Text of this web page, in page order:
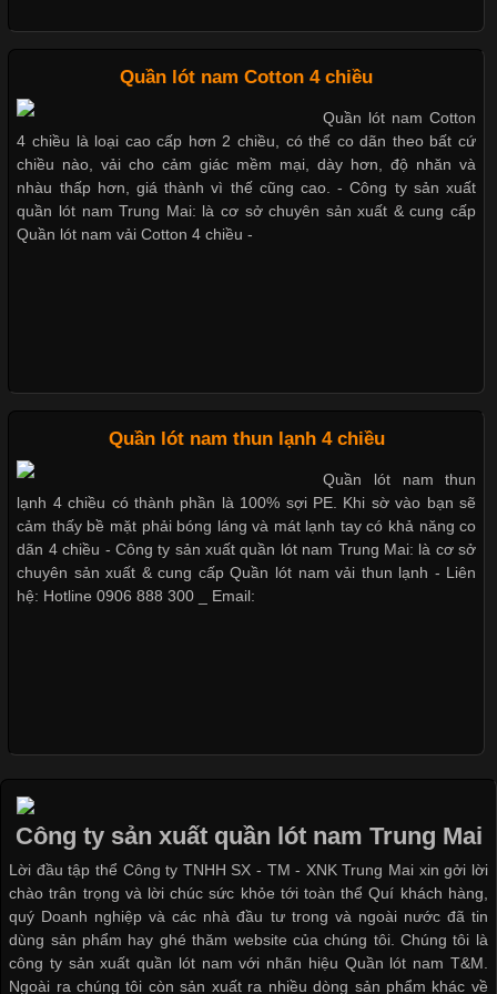
Những Loại Vải Thun Thông Dụng Và Đặc Điểm Nổi Bật
Cập nhật 2026-05-20 14:58:56
Vải thun là một trong những chất liệu được sử dụng rộng rãi
nhất trong ngành thời trang nhờ đặc tính co giãn, mềm mại và
thoải mái khi mặc. Từ áo thun, đồ thể thao cho đến đồ lót nam,
vải thun luôn đóng vai trò quan trọng trong quá trình sản xuất.
Cập nhật 2026-05-09 15:58:23
Các Form Áo Thun Phổ Biến Hiện Nay Và Xu Hướng Trong
Ngành May Mặc Áo thun là một trong những trang phục quen
thuộc và được sử dụng phổ biến nhất hiện nay. Không chỉ đa
dạng về màu sắc hay chất liệu, áo thun còn có nhiều form dáng
khác nhau để phù hợp với từng phong cách thời trang và nhu
cầu
Áo phông là một trong những trang phục phổ biến nhất trong
đời sống hiện đại nhờ sự tiện lợi, thoải mái và dễ phối đồ.
Không chỉ xuất hiện trong thời trang thường ngày, áo phông còn
được ứng dụng rộng rãi trong ngành sản xuất may mặc, đặc
biệt là các sản phẩm từ vải thun. Hiện nay,
Dễ chịu hơn với quần lót nam giá rẻ vải Cotton 4 chiều
Quần lót nam Cotton 4 chiều
Quần lót nam Cotton
4 chiều là loại cao cấp hơn 2 chiều, có thể co dãn theo bất cứ
chiều nào, vải cho cảm giác mềm mại, dày hơn, độ nhăn và
nhàu thấp hơn, giá thành vì thế cũng cao. - Công ty sản xuất
quần lót nam Trung Mai: là cơ sở chuyên sản xuất & cung cấp
Quần lót nam vải Cotton 4 chiều -
Quần lót nam thun lạnh 4 chiều
Quần lót nam thun
lạnh 4 chiều có thành phần là 100% sợi PE. Khi sờ vào bạn sẽ
cảm thấy bề mặt phải bóng láng và mát lạnh tay có khả năng co
dãn 4 chiều - Công ty sản xuất quần lót nam Trung Mai: là cơ sở
chuyên sản xuất & cung cấp Quần lót nam vải thun lạnh - Liên
hệ: Hotline 0906 888 300 _ Email:
Công ty sản xuất quần lót nam Trung Mai
Lời đầu tập thể Công ty TNHH SX - TM - XNK Trung Mai xin gởi lời
chào trân trọng và lời chúc sức khỏe tới toàn thể Quí khách hàng,
quý Doanh nghiệp và các nhà đầu tư trong và ngoài nước đã tin
dùng sản phẩm hay ghé thăm website của chúng tôi. Chúng tôi là
công ty sản xuất quần lót nam với nhãn hiệu Quần lót nam T&M.
Ngoài ra chúng tôi còn sản xuất ra nhiều dòng sản phẩm khác về